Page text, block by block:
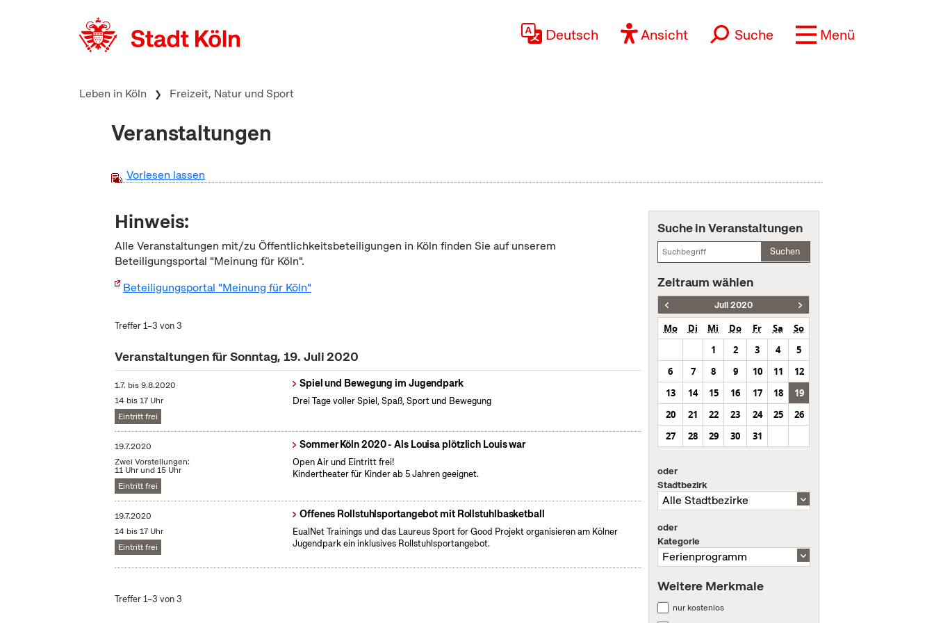
Deutsch Ansicht Suche Menü
Leben in Köln Freizeit, Natur und Sport
Veranstaltungen
Vorlesen lassen
Hinweis:
Alle Veranstaltungen mit/zu Öffentlichkeitsbeteiligungen in Köln finden Sie auf unserem
Beteiligungsportal "Meinung für Köln".
Beteiligungsportal "Meinung für Köln"
Treffer 1–3 von 3
Veranstaltungen für Sonntag, 19. Juli 2020
1.7. bis9.8.2020
14 bis 17 Uhr
Eintritt frei
Spiel und Bewegung im Jugendpark
Drei Tage voller Spiel, Spaß, Sport und Bewegung
19.7.2020
Zwei Vorstellungen:
11 Uhr und 15 Uhr
Eintritt frei
Sommer Köln 2020 - Als Louisa plötzlich Louis war
Open Air und Eintritt frei!
Kindertheater für Kinder ab 5 Jahren geeignet.
19.7.2020
14 bis 17 Uhr
Eintritt frei
Offenes Rollstuhlsportangebot mit Rollstuhlbasketball
EualNet Trainings und das Laureus Sport for Good Projekt organisieren am Kölner
Jugendpark ein inklusives Rollstuhlsportangebot.
Treffer 1–3 von 3
Suche in Veranstaltungen
Suchen
Zeitraum wählen
Juli 2020
Mo Di Mi Do Fr Sa
So
1
2 3 4
5
6
7 8 9 10 11
12
13
14 15 16 17 18
19
20
21 22 23 24 25
26
27
28 29 30 31
oder
Stadtbezirk
oder
Kategorie
Weitere Merkmale
nur kostenlos